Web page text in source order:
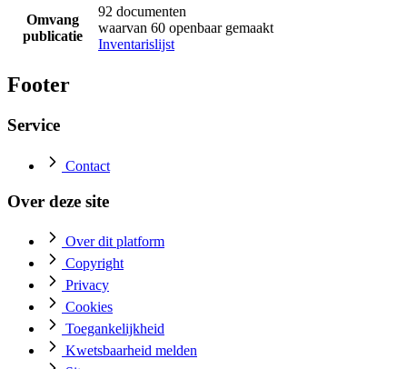
Omvang
publicatie
92 documenten
waarvan 60 openbaar gemaakt
Inventarislijst
Footer
Service
Contact
Over deze site
Over dit platform
Copyright
Privacy
Cookies
Toegankelijkheid
Kwetsbaarheid melden